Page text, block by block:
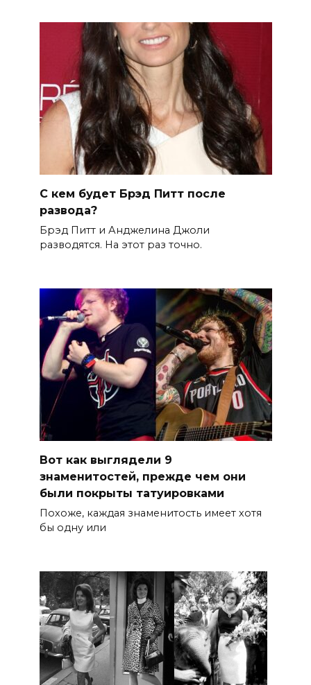
С кем будет Брэд Питт после
развода?
Брэд Питт и Анджелина Джоли
разводятся. На этот раз точно.
Вот как выглядели 9
знаменитостей, прежде чем они
были покрыты татуировками
Похоже, каждая знаменитость имеет хотя
бы одну или